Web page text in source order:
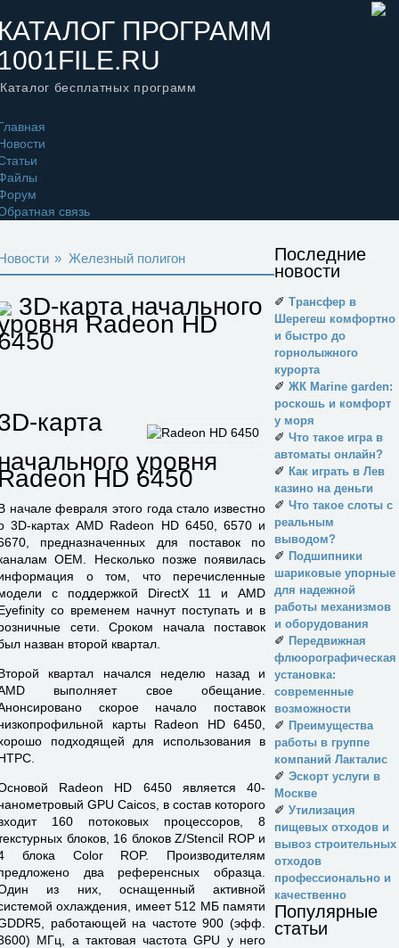
ПРОГРАММ
Каталог бесплатных программ
связь
» Железный полигон
3D-карта начального
Radeon HD
карта
уровня
HD 6450
начале февраля этого года стало известно
3D-картах AMD Radeon HD 6450, 6570 и
предназначенных для поставок по
OEM. Несколько позже появилась
о том, что перечисленные
с поддержкой DirectX 11 и AMD
со временем начнут поступать и в
сети. Сроком начала поставок
назван второй квартал.
квартал начался неделю назад и
выполняет свое обещание.
скорое начало поставок
карты Radeon HD 6450,
подходящей для использования в
Radeon HD 6450 является 40-
GPU Caicos, в состав которого
160 потоковых процессоров, 8
блоков, 16 блоков Z/Stencil ROP и
блока Color ROP. Производителям
два референсных образца.
из них, оснащенный активной
охлаждения, имеет 512 МБ памяти
работающей на частоте 900 (эфф.
МГц, а тактовая частота GPU у него
Последние
новости
✐ Трансфер в
Шерегеш комфортно
и быстро до
горнолыжного
курорта
✐ ЖК Marine garden:
роскошь и комфорт
у моря
✐ Что такое игра в
автоматы онлайн?
✐ Как играть в Лев
казино на деньги
✐ Что такое слоты с
реальным
выводом?
✐ Подшипники
шариковые упорные
для надежной
работы механизмов
и оборудования
✐ Передвижная
флюорографическая
установка:
современные
возможности
✐ Преимущества
работы в группе
компаний Лакталис
✐ Эскорт услуги в
Москве
✐ Утилизация
пищевых отходов и
вывоз строительных
отходов
профессионально и
качественно
Популярные
статьи